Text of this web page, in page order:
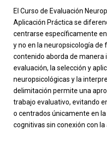
El Curso de Evaluación
Aplicación Práctica se
centrarse específicamente
y no en la neuropsicología de
contenido aborda de manera
evaluación, la selección y
neuropsicológicas y la
delimitación permite una
trabajo evaluativo, evitando
o centrados únicamente en
cognitivas sin conexión con la
-